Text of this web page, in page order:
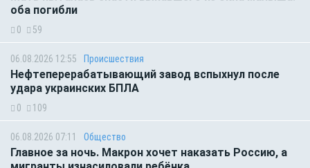
оба погибли
0 59
06.08.2026 12:55 Происшествия
Нефтеперерабатывающий завод вспыхнул после
удара украинских БПЛА
0 109
06.08.2026 07:11 Общество
Главное за ночь. Макрон хочет наказать Россию, а